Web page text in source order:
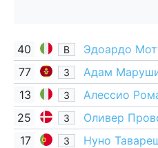
40 В Эдоардо
77 З Адам
13 З Алессио
25 З Оливер
17 З Нуно